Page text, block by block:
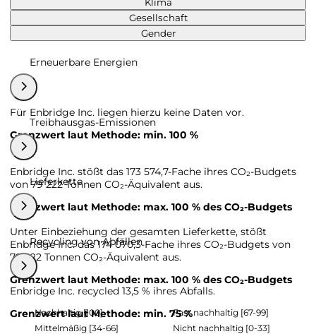
Gesellschaft
Gender
Erneuerbare Energien
Für Enbridge Inc. liegen hierzu keine Daten vor.
Grenzwert laut Methode: min. 100 %
Treibhausgas-Emissionen
Enbridge Inc. stößt das 173 574,7-Fache ihres CO₂-Budgets
von 79 222 Tonnen CO₂-Äquivalent aus.
Grenzwert laut Methode: max. 100 % des CO₂-Budgets
Lieferkette
Unter Einbeziehung der gesamten Lieferkette, stößt
Enbridge Inc. das 174 070,3-Fache ihres CO₂-Budgets von
79 222 Tonnen CO₂-Äquivalent aus.
Grenzwert laut Methode: max. 100 % des CO₂-Budgets
Recycling von Abfällen
Enbridge Inc. recycled 13,5 % ihres Abfalls.
Grenzwert laut Methode: min. 75 %
Nachhaltig [100]
Fast nachhaltig [67-99]
Mittelmäßig [34-66]
Nicht nachhaltig [0-33]